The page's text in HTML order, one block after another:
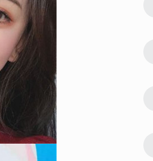
2023最新版早上好图片唯美好看 早安美
好的一天从清晨开始
62530
2022年微信聊天背景图片唯美清新 浅笑
着心碎
51005 2023-01-11 13:18:11
2023最新可爱又俏皮的生日快乐素材合
集 happybirthday可爱背景合集
32307 2022-11-16 21:48:03
生日蛋糕图片大全2022最新版个性 祝所
有的朋友生日快乐